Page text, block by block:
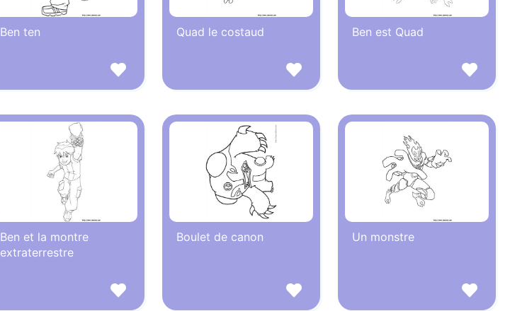
Ben ten Quad le costaud Ben est Quad
Ben et la montre
extraterrestre
Boulet de canon Un monstre